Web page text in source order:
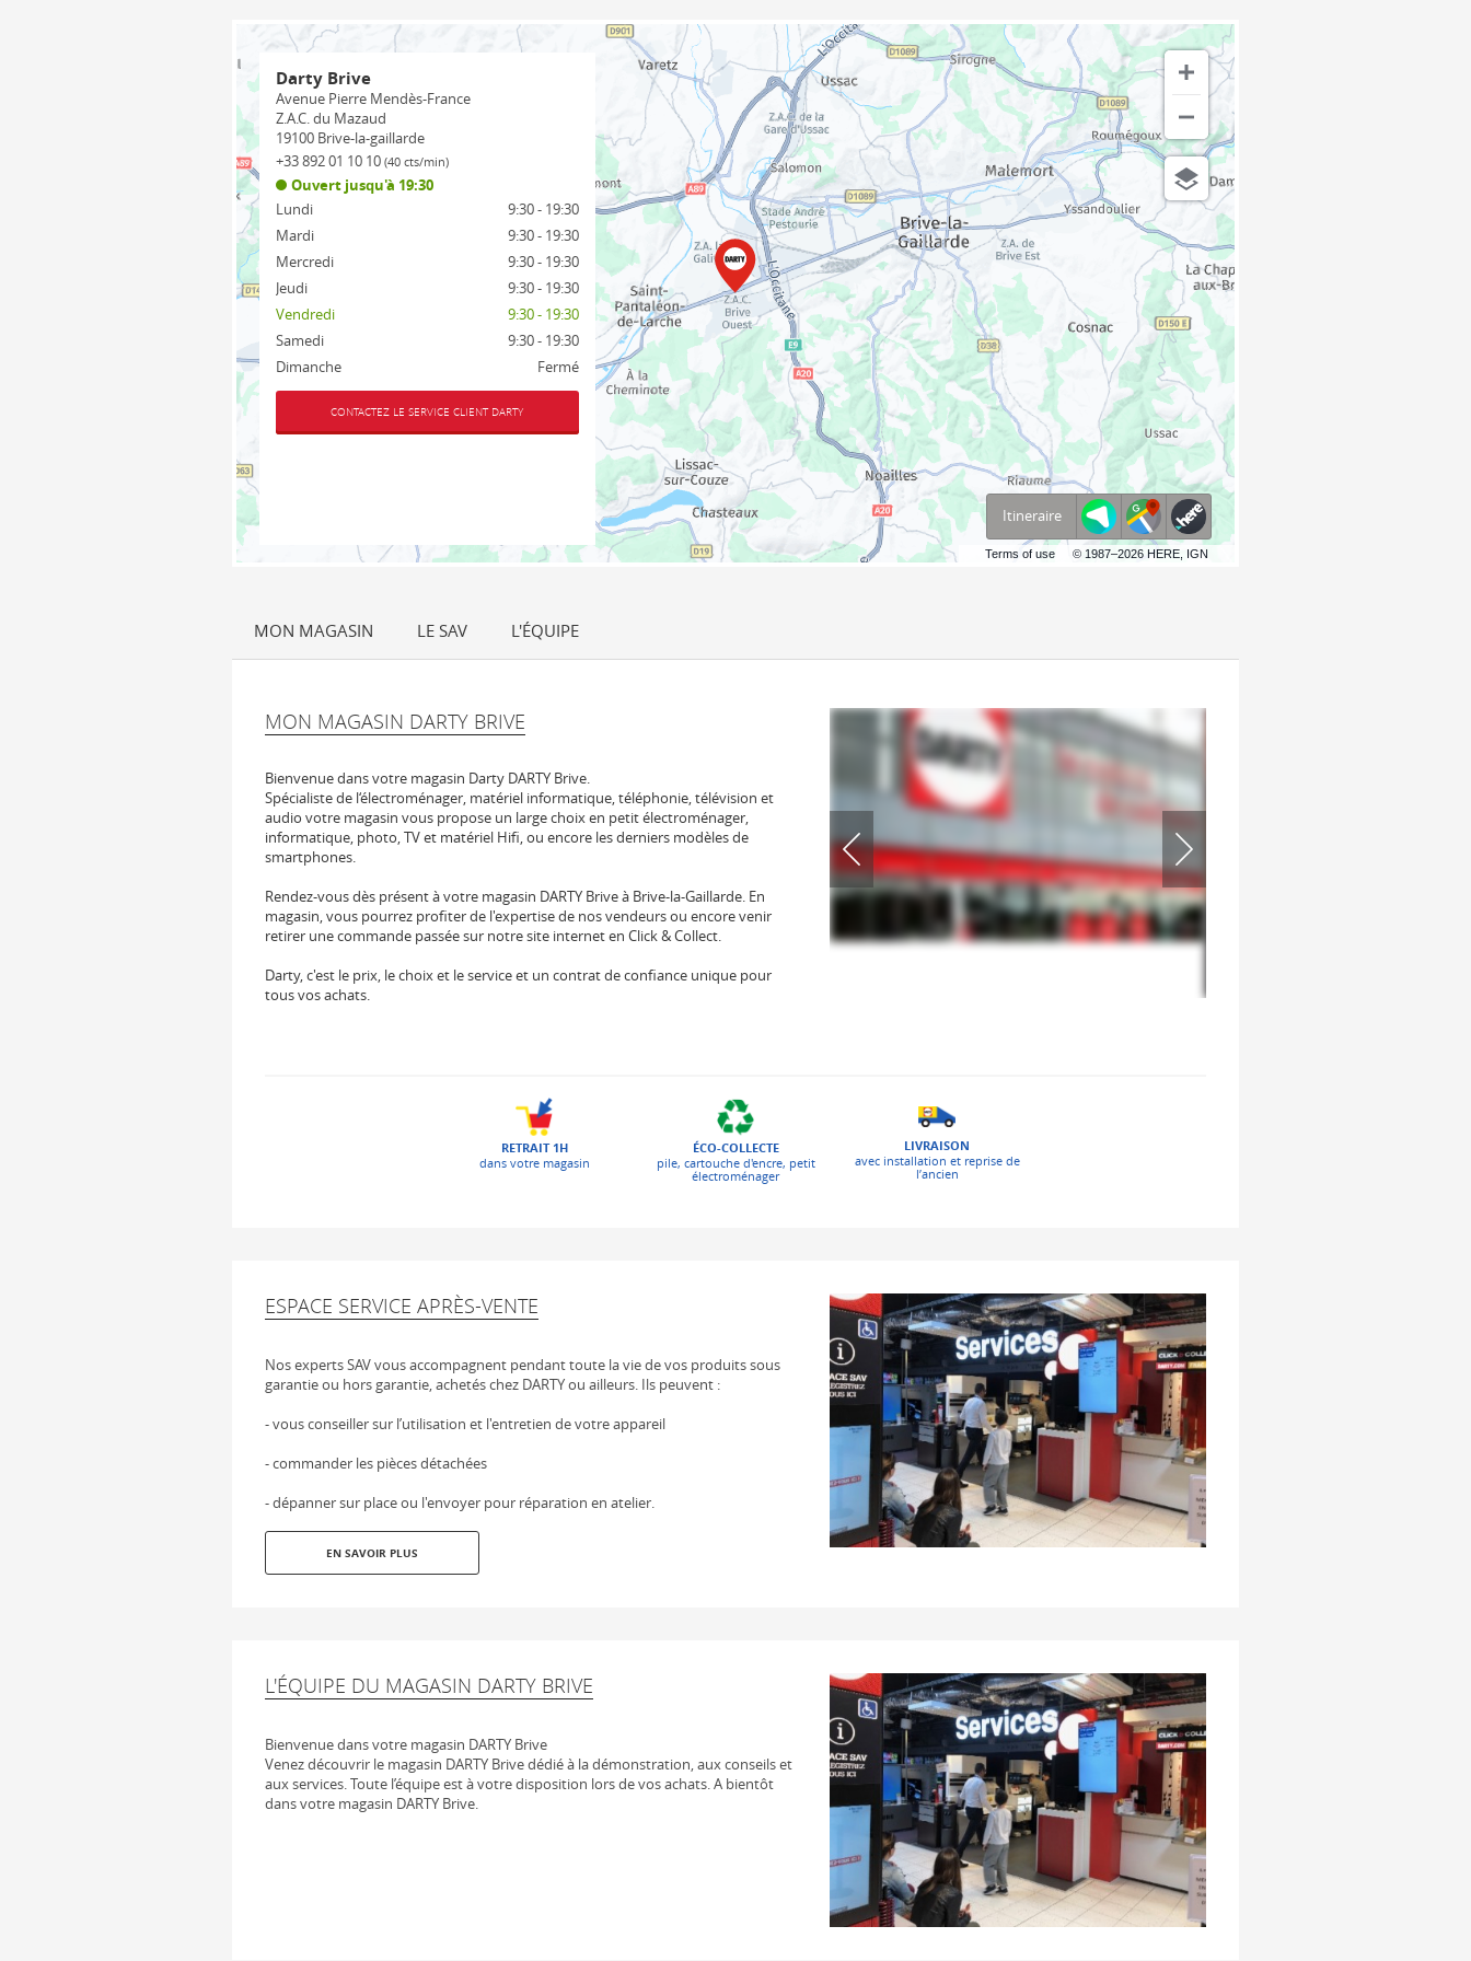
Darty Brive
Avenue Pierre Mendès-France
Z.A.C. du Mazaud
19100 Brive-la-gaillarde
+33 892 01 10 10 (40 cts/min)
Ouvert jusqu'à 19:30
Lundi
9:30 - 19:30
Mardi
9:30 - 19:30
Mercredi
9:30 - 19:30
Jeudi
9:30 - 19:30
Vendredi
9:30 - 19:30
Samedi
9:30 - 19:30
Dimanche
Fermé
CONTACTEZ LE SERVICE CLIENT DARTY
Terms of use © 1987–2026 HERE, IGN
Itineraire
MON MAGASIN LE SAV L'ÉQUIPE
MON MAGASIN DARTY BRIVE
Bienvenue dans votre magasin Darty DARTY Brive.
Spécialiste de l‘électroménager, matériel informatique, téléphonie, télévision et
audio votre magasin vous propose un large choix en petit électroménager,
informatique, photo, TV et matériel Hifi, ou encore les derniers modèles de
smartphones.
Rendez-vous dès présent à votre magasin DARTY Brive à Brive-la-Gaillarde. En
magasin, vous pourrez profiter de l'expertise de nos vendeurs ou encore venir
retirer une commande passée sur notre site internet en Click & Collect.
Darty, c'est le prix, le choix et le service et un contrat de confiance unique pour
tous vos achats.
RETRAIT 1H
dans votre magasin
ÉCO-COLLECTE
pile, cartouche d'encre, petit
électroménager
LIVRAISON
avec installation et reprise de
l’ancien
ESPACE SERVICE APRÈS-VENTE
Nos experts SAV vous accompagnent pendant toute la vie de vos produits sous
garantie ou hors garantie, achetés chez DARTY ou ailleurs. Ils peuvent :
- vous conseiller sur l’utilisation et l'entretien de votre appareil
- commander les pièces détachées
- dépanner sur place ou l'envoyer pour réparation en atelier.
EN SAVOIR PLUS
L'ÉQUIPE DU MAGASIN DARTY BRIVE
Bienvenue dans votre magasin DARTY Brive
Venez découvrir le magasin DARTY Brive dédié à la démonstration, aux conseils et
aux services. Toute l’équipe est à votre disposition lors de vos achats. A bientôt
dans votre magasin DARTY Brive.